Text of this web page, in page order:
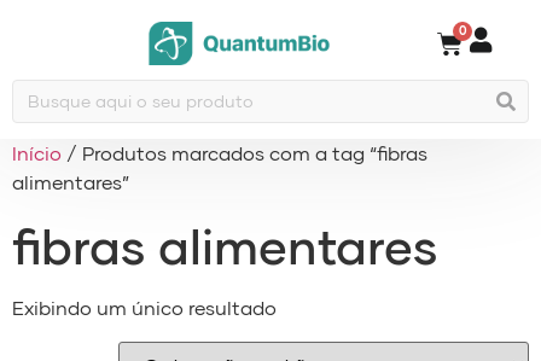
0
Início / Produtos marcados com a tag “fibras
alimentares”
fibras alimentares
Exibindo um único resultado